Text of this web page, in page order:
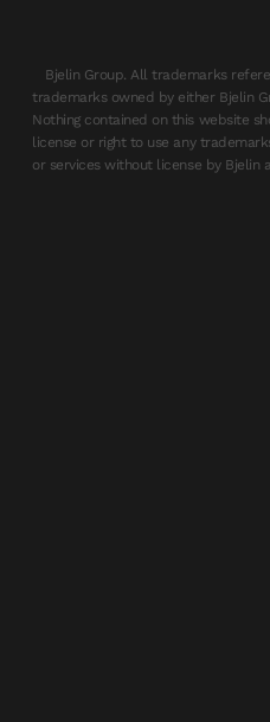
Bjelin Group. All trademarks
trademarks owned by either Bjelin
Nothing contained on this website
license or right to use any
or services without license by Bjelin